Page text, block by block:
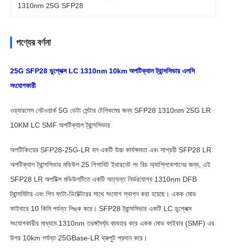
1310nm 25G SFP28
পণ্যের বর্ণনা
25G SFP28 ডুপ্লেক্স LC 1310nm 10km অপটিক্যাল ট্রান্সসিভার এলসি
সংযোগকারী
ওয়্যারলেস নেটওয়ার্ক 5G ডেটা সেন্টার টেলিকমের জন্য SFP28 1310nm 25G LR
10KM LC SMF অপটিক্যাল ট্রান্সসিভার
অপটিকিংয়ের SFP28-25G-LR হল একটি উচ্চ কার্যক্ষমতা এবং সাশ্রয়ী SFP28 LR
অপটিক্যাল ট্রান্সসিভার মডিউল 25 গিগাবিট ইথারনেট লং রিচ অ্যাপ্লিকেশানের জন্য, এই
SFP28 LR অপটিক্স মডিউলটিতে একটি অত্যন্ত নির্ভরযোগ্য 1310nm DFB
ট্রান্সমিটার এবং পিন ফটো-ডিটেক্টরের সাথে সংযোগ স্থাপন করা হয়েছে। একক মোড
ফাইবারে 10 কিমি পর্যন্ত লিঙ্ক করে। SFP28 ট্রান্সসিভার একটি LC ডুপ্লেক্স
সংযোগকারীর মাধ্যমে 1310nm তরঙ্গদৈর্ঘ্য ব্যবহার করে একক মোড ফাইবার (SMF) এর
উপর 10km পর্যন্ত 25GBase-LR থ্রুপুট প্রদান করে।